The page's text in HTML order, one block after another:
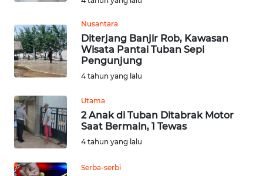
Nusantara
Diterjang Banjir Rob, Kawasan
Wisata Pantai Tuban Sepi
Pengunjung
4 tahun yang lalu
Utama
2 Anak di Tuban Ditabrak Motor
Saat Bermain, 1 Tewas
4 tahun yang lalu
Serba-serbi
WN
KALTENG
WN
WN
KALSEL
KALTIM